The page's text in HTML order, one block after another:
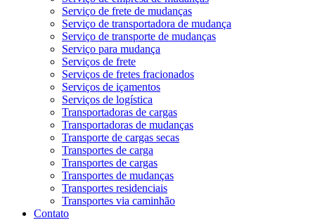
Serviço de frete de mudanças
Serviço de transportadora de mudança
Serviço de transporte de mudanças
Serviço para mudança
Serviços de frete
Serviços de fretes fracionados
Serviços de içamentos
Serviços de logística
Transportadoras de cargas
Transportadoras de mudanças
Transporte de cargas secas
Transportes de carga
Transportes de cargas
Transportes de mudanças
Transportes residenciais
Transportes via caminhão
Contato